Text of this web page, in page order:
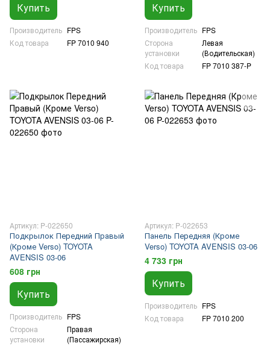
Купить
Производитель FPS
Код товара
FP 7010 940
Купить
Производитель FPS
Сторона
установки
Левая
(Водительская)
Код товара
FP 7010 387-P
Артикул: P-022650
Подкрылок Передний Правый
(Кроме Verso) TOYOTA
AVENSIS 03-06
608 грн
Купить
Производитель FPS
Сторона
установки
Правая
(Пассажирская)
Артикул: P-022653
Панель Передняя (Кроме
Verso) TOYOTA AVENSIS 03-06
4 733 грн
Купить
Производитель FPS
Код товара
FP 7010 200